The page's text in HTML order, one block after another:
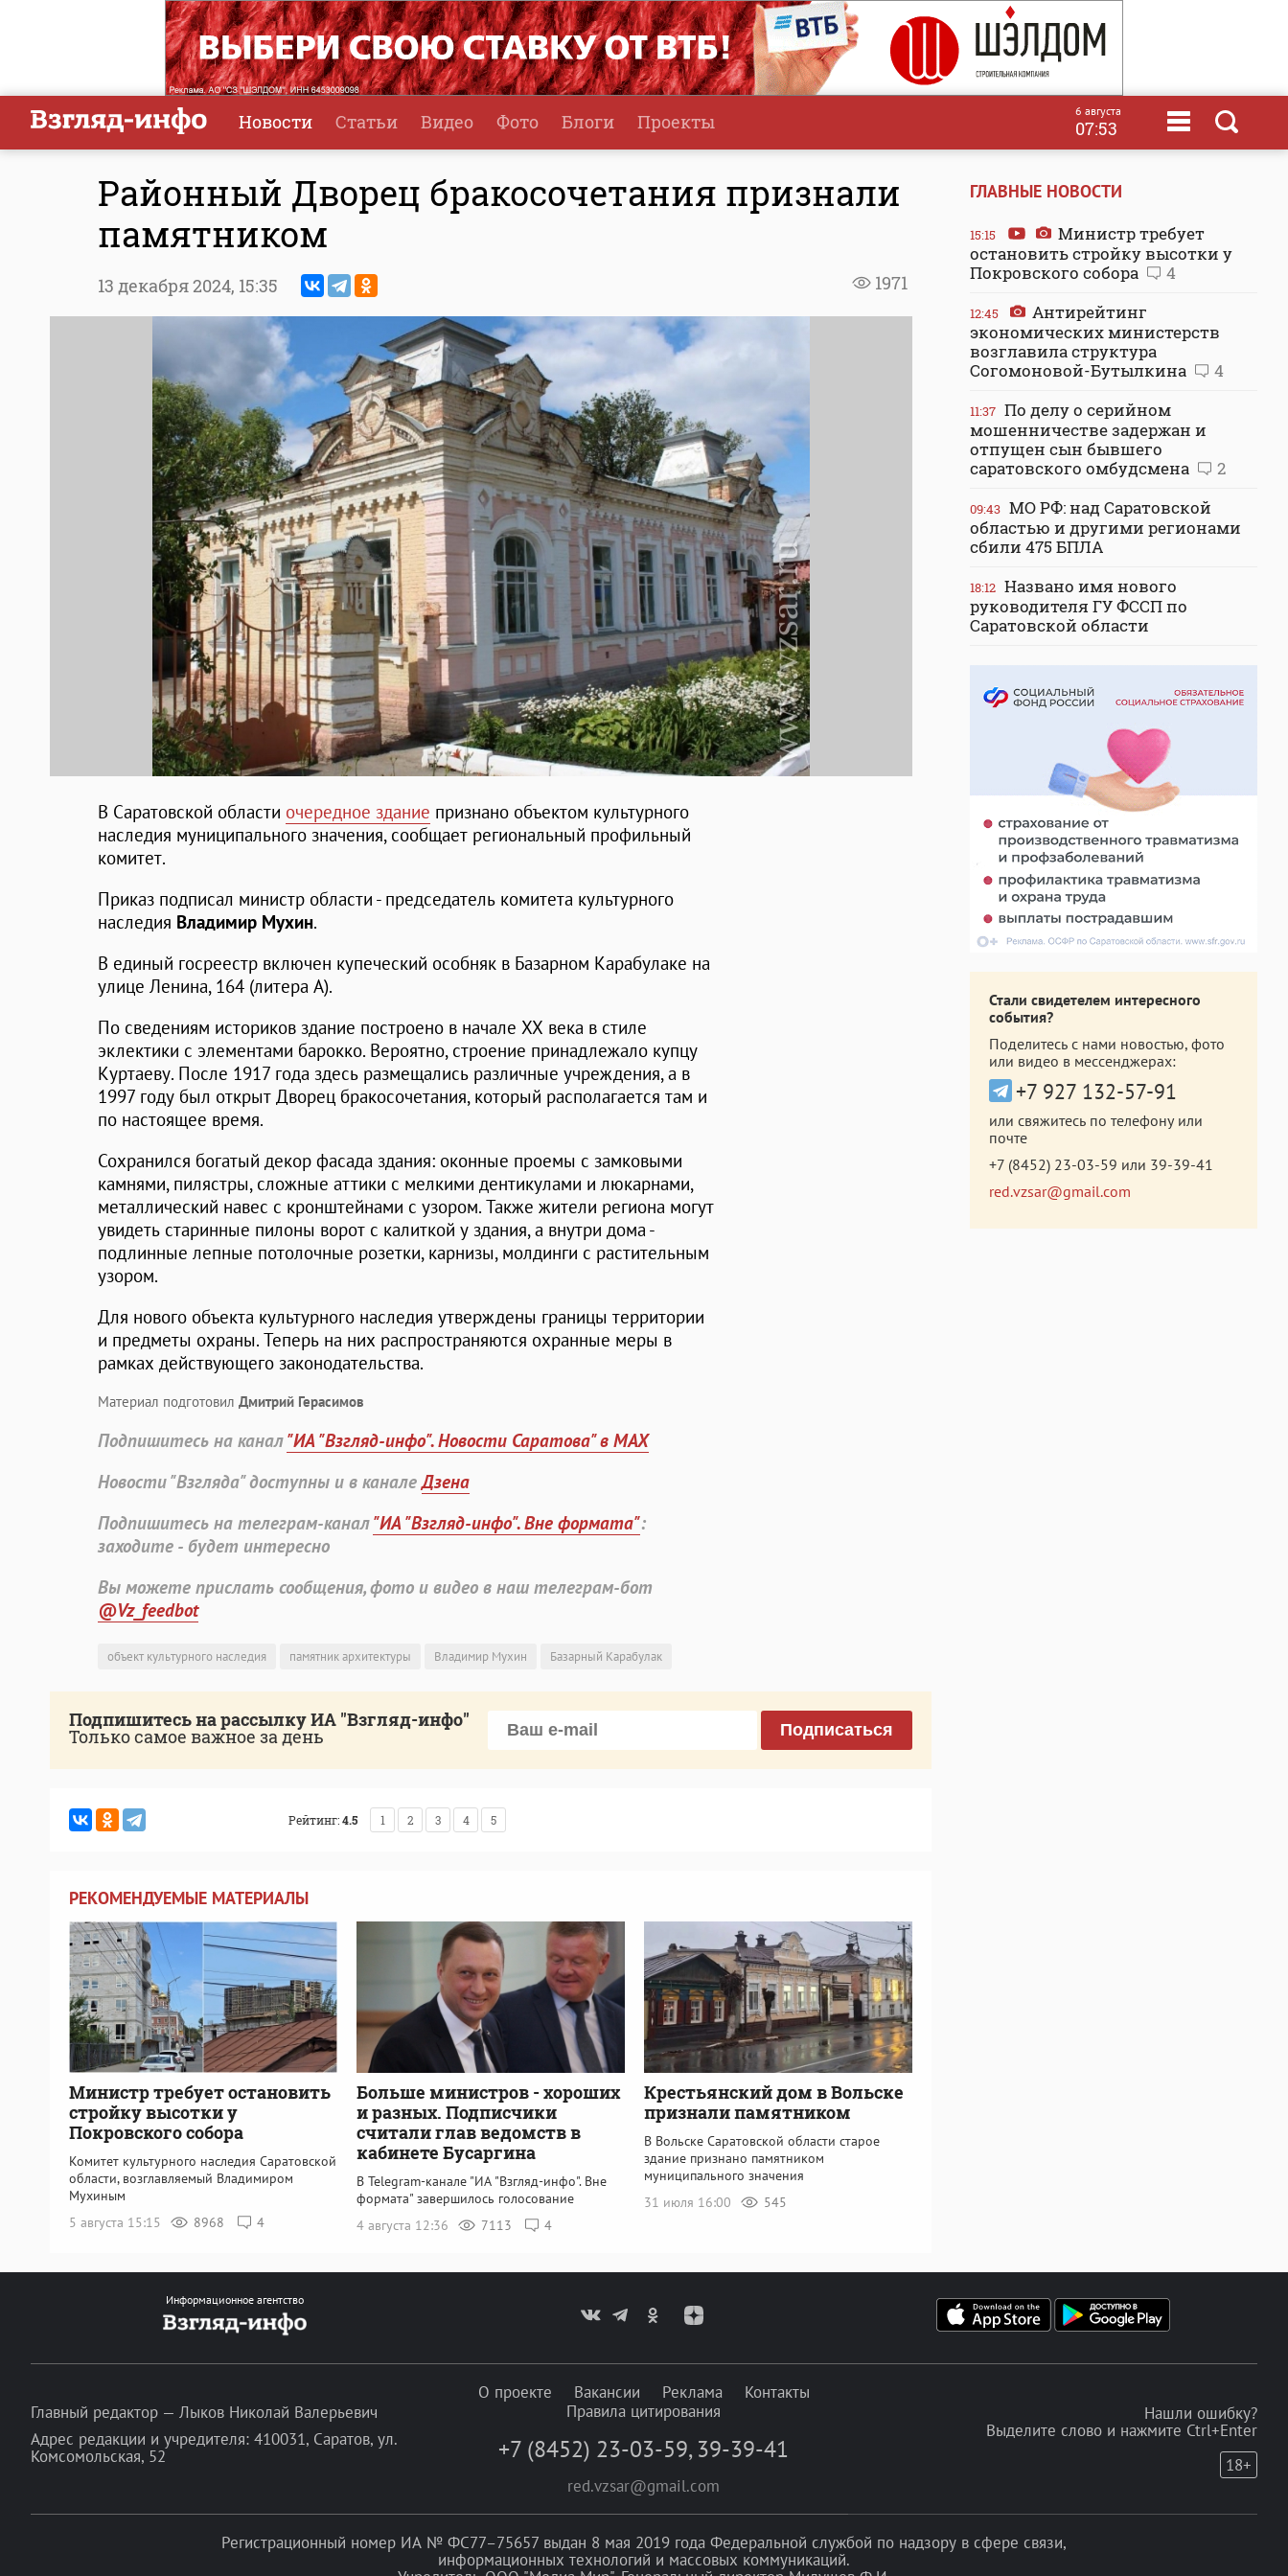
Новости Статьи Видео Фото Блоги Проекты 6 августа
07:53
Районный Дворец бракосочетания признали
памятником
1971
13 декабря 2024, 15:35
В Саратовской области очередное здание признано объектом культурного
наследия муниципального значения, сообщает региональный профильный
комитет.
Приказ подписал министр области - председатель комитета культурного
наследия Владимир Мухин.
В единый госреестр включен купеческий особняк в Базарном Карабулаке на
улице Ленина, 164 (литера А).
По сведениям историков здание построено в начале ХХ века в стиле
эклектики с элементами барокко. Вероятно, строение принадлежало купцу
Куртаеву. После 1917 года здесь размещались различные учреждения, а в
1997 году был открыт Дворец бракосочетания, который располагается там и
по настоящее время.
Сохранился богатый декор фасада здания: оконные проемы с замковыми
камнями, пилястры, сложные аттики с мелкими дентикулами и люкарнами,
металлический навес с кронштейнами с узором. Также жители региона могут
увидеть старинные пилоны ворот с калиткой у здания, а внутри дома -
подлинные лепные потолочные розетки, карнизы, молдинги с растительным
узором.
Для нового объекта культурного наследия утверждены границы территории
и предметы охраны. Теперь на них распространяются охранные меры в
рамках действующего законодательства.
Материал подготовил Дмитрий Герасимов
Подпишитесь на канал"ИА "Взгляд-инфо". Новости Саратова" в MAX
Новости "Взгляда" доступны и в каналеДзена
Подпишитесь на телеграм-канал"ИА "Взгляд-инфо". Вне формата":
заходите - будет интересно
Вы можете прислать сообщения, фото и видео в наш телеграм-бот
@Vz_feedbot
объект культурного наследия памятник архитектуры Владимир Мухин Базарный Карабулак
Подпишитесь на рассылку ИА "Взгляд-инфо"
Только самое важное за день Подписаться
Рейтинг:4.5 1 2 3 4 5
РЕКОМЕНДУЕМЫЕ МАТЕРИАЛЫ
Министр требует остановить
стройку высотки у
Покровского собора
Комитет культурного наследия Саратовской
области, возглавляемый Владимиром
Мухиным
5 августа 15:15
8968 4
Больше министров - хороших
и разных. Подписчики
считали глав ведомств в
кабинете Бусаргина
В Telegram-канале "ИА "Взгляд-инфо". Вне
формата" завершилось голосование
4 августа 12:36
7113 4
Крестьянский дом в Вольске
признали памятником
В Вольске Саратовской области старое
здание признано памятником
муниципального значения
31 июля 16:00
545
ГЛАВНЫЕ НОВОСТИ
15:15
Министр требует
остановить стройку высотки у
Покровского собора
4
12:45
Антирейтинг
экономических министерств
возглавила структура
Согомоновой-Бутылкина
4
11:37 По делу о серийном
мошенничестве задержан и
отпущен сын бывшего
саратовского омбудсмена
2
09:43 МО РФ: над Саратовской
областью и другими регионами
сбили 475 БПЛА
18:12 Названо имя нового
руководителя ГУ ФССП по
Саратовской области
Стали свидетелем интересного
события?
Поделитесь с нами новостью, фото
или видео в мессенджерах:
+7 927 132-57-91
или свяжитесь по телефону или
почте
+7 (8452) 23-03-59 или 39-39-41
red.vzsar@gmail.com
Информационное агентство
Главный редактор — Лыков Николай Валерьевич
Адрес редакции и учредителя: 410031, Саратов, ул.
Комсомольская, 52
О проекте Вакансии Реклама
Контакты
Правила цитирования
+7 (8452) 23-03-59, 39-39-41
red.vzsar@gmail.com
Нашли ошибку?
Выделите слово и нажмите Ctrl+Enter
18+
Регистрационный номер ИА № ФС77–75657 выдан 8 мая 2019 года Федеральной службой по надзору в сфере связи,
информационных технологий и массовых коммуникаций.